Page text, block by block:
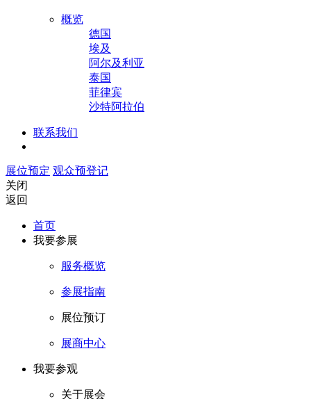
概览
德国
埃及
阿尔及利亚
泰国
菲律宾
沙特阿拉伯
联系我们
展位预定 观众预登记
关闭
返回
首页
我要参展
服务概览
参展指南
展位预订
展商中心
我要参观
关于展会